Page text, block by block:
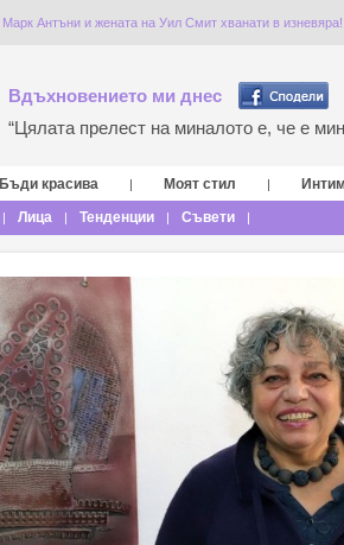
Марк Антъни и жената на Уил Смит хванати в изневяра!
Вдъхновението ми днес
“Цялата прелест на миналото е, че е
Бъди красива | Моят стил |
| Лица | Тенденции | Съвети |